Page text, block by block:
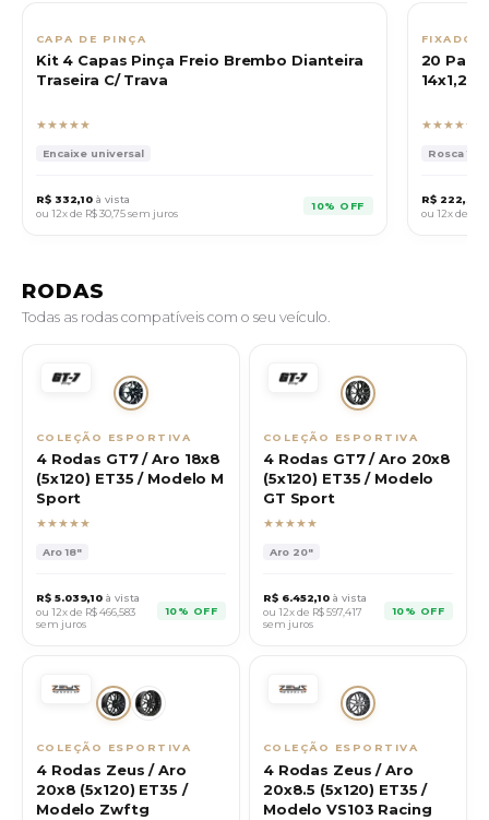
CAPA DE PINÇA
Kit 4 Capas Pinça Freio Brembo Dianteira
Traseira C/ Trava
★★★★★
Encaixe universal
R$ 332,10 à vista
ou 12x de R$ 30,75sem juros
10% OFF
20
14x1,25
★★★★★
Rosca
R$ 222,30
ou 12x de
RODAS
Todas as rodas compatíveis com o seu veículo.
COLEÇÃO ESPORTIVA
4 Rodas GT7 / Aro 18x8
(5x120) ET35 / Modelo M
Sport
★★★★★
Aro18"
R$ 5.039,10 à vista
ou 12x de R$466,583
sem juros
10% OFF
COLEÇÃO ESPORTIVA
4 Rodas GT7 / Aro 20x8
(5x120) ET35 / Modelo
GT Sport
★★★★★
Aro 20"
R$ 6.452,10 à vista
ou 12x de R$597,417
sem juros
10% OFF
COLEÇÃO ESPORTIVA
4 Rodas Zeus / Aro
20x8 (5x120) ET35 /
Modelo Zwftg
COLEÇÃO ESPORTIVA
4 Rodas Zeus / Aro
20x8.5 (5x120) ET35 /
Modelo VS103 Racing